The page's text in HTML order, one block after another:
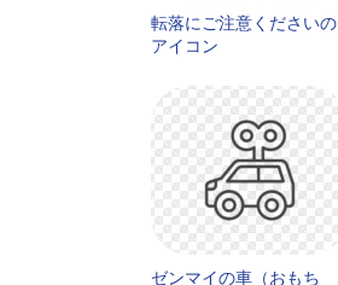
転落にご注意くださいの
アイコン
ゼンマイの車（おもち